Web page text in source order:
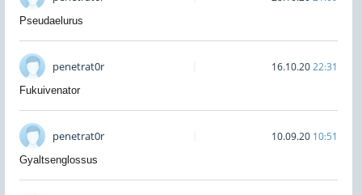
Pseudaelurus
penetrat0r 16.10.2022:31
Fukuivenator
penetrat0r 10.09.20 10:51
Gyaltsenglossus